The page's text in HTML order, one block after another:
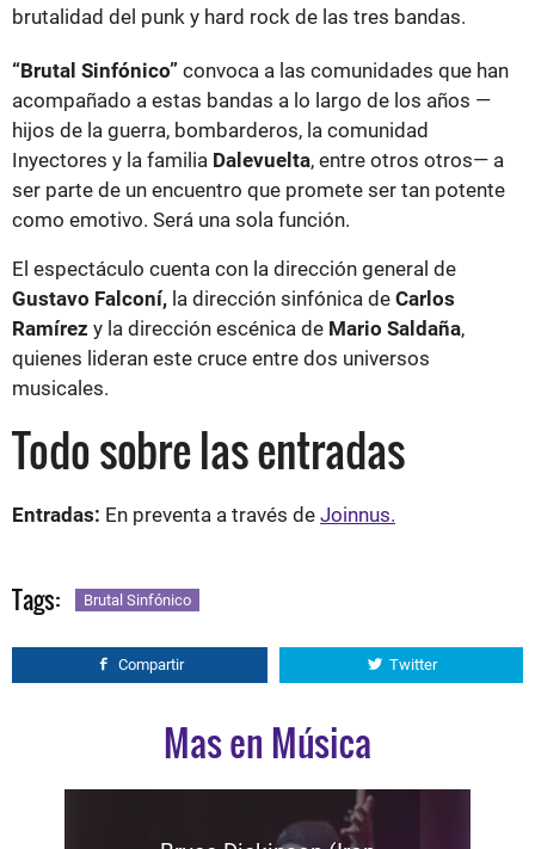
brutalidad del punk y hard rock de las tres bandas.
“Brutal Sinfónico” convoca a las comunidades que han
acompañado a estas bandas a lo largo de los años —
hijos de la guerra, bombarderos, la comunidad
Inyectores y la familia Dalevuelta, entre otros otros— a
ser parte de un encuentro que promete ser tan potente
como emotivo. Será una sola función.
El espectáculo cuenta con la dirección general de
Gustavo Falconí, la dirección sinfónica de Carlos
Ramírez y la dirección escénica de Mario Saldaña,
quienes lideran este cruce entre dos universos
musicales.
Todo sobre las entradas
Entradas: En preventa a través de Joinnus.
Tags: Brutal Sinfónico
Compartir Twitter
Mas en Música